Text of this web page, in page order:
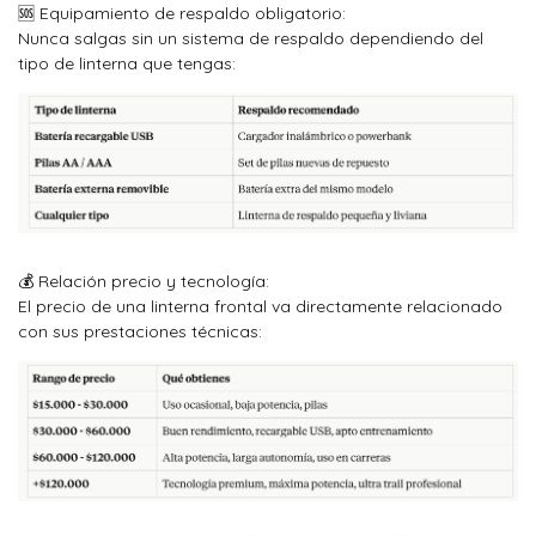
🆘 Equipamiento de respaldo obligatorio:
Nunca salgas sin un sistema de respaldo dependiendo del
tipo de linterna que tengas:
💰 Relación precio y tecnología:
El precio de una linterna frontal va directamente relacionado
con sus prestaciones técnicas: